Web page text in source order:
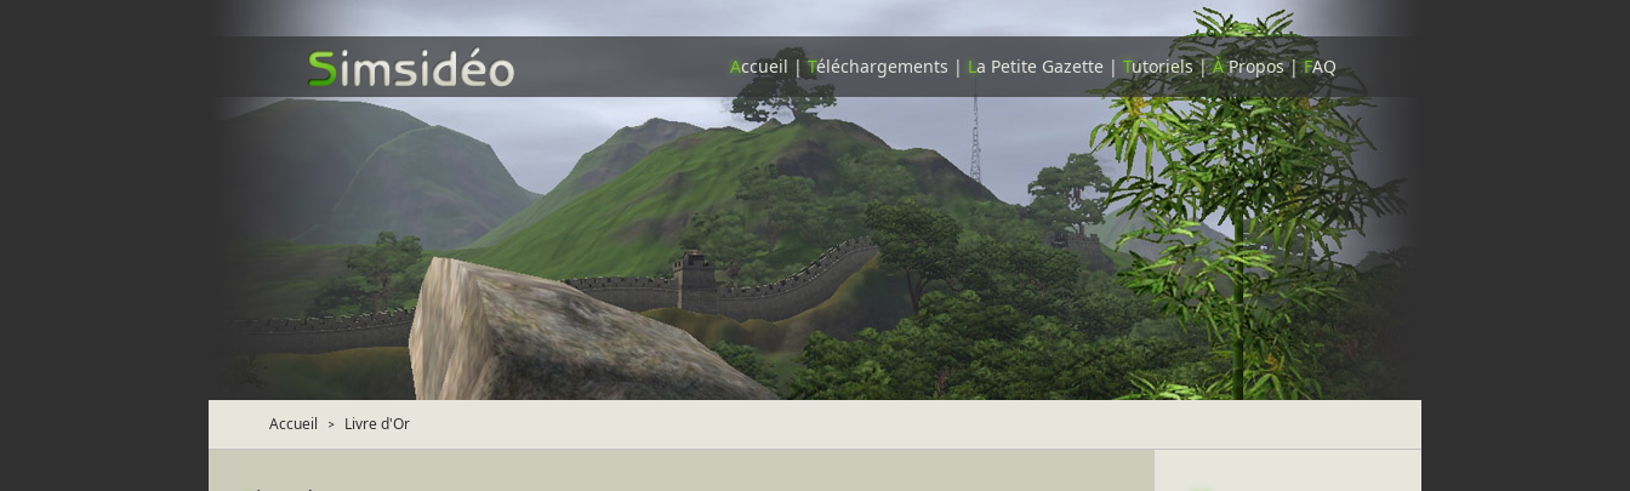
Accueil |Téléchargements | La Petite Gazette | Tutoriels|ÀPropos|FAQ
Accueil > Livre d'Or